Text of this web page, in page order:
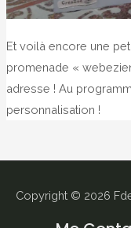
Et voilà encore une
promenade «
adresse ! Au
personnalisation !
Copyright © 2026